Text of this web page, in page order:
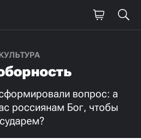
вопрос: а
россиянам Бог, чтобы
работу!
Разово